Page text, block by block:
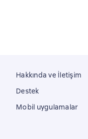
Hakkında ve İletişim
Destek
Mobil uygulamalar